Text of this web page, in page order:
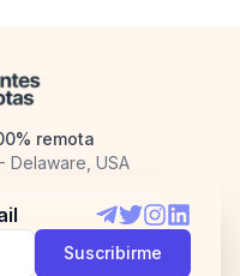
remota
Delaware, USA
Telegram
TwitterInstagram
Suscribirme